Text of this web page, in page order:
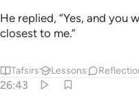
He replied, “Yes, and you
closest to me.”
Tafsirs Lessons
26:43